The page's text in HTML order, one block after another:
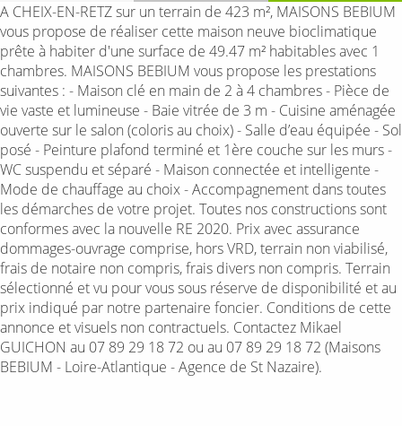
A CHEIX-EN-RETZ sur un terrain de 423 m², MAISONS BEBIUM
vous propose de réaliser cette maison neuve bioclimatique
prête à habiter d'une surface de 49.47 m² habitables avec 1
chambres. MAISONS BEBIUM vous propose les prestations
suivantes : - Maison clé en main de 2 à 4 chambres - Pièce de
vie vaste et lumineuse - Baie vitrée de 3 m - Cuisine aménagée
ouverte sur le salon (coloris au choix) - Salle d’eau équipée - Sol
posé - Peinture plafond terminé et 1ère couche sur les murs -
WC suspendu et séparé - Maison connectée et intelligente -
Mode de chauffage au choix - Accompagnement dans toutes
les démarches de votre projet. Toutes nos constructions sont
conformes avec la nouvelle RE 2020. Prix avec assurance
dommages-ouvrage comprise, hors VRD, terrain non viabilisé,
frais de notaire non compris, frais divers non compris. Terrain
sélectionné et vu pour vous sous réserve de disponibilité et au
prix indiqué par notre partenaire foncier. Conditions de cette
annonce et visuels non contractuels. Contactez Mikael
GUICHON au 07 89 29 18 72 ou au 07 89 29 18 72 (Maisons
BEBIUM - Loire-Atlantique - Agence de St Nazaire).